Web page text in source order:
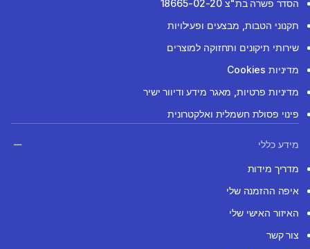
הסדר פשרה בת"צ 18665-02-20
תקנוני הטבות, מבצעים ופעילויות
שירותי תיקונים ותחזוקה למוצרים
מדיניות Cookies
מדיניות פרטיות, מאגר מידע ודיוור ישיר
פינוי פסולת חשמלית ואלקטרונית
מידע כללי
מדריך מידות
איפה ההזמנה שלי
האיזור האישי שלי
צור קשר